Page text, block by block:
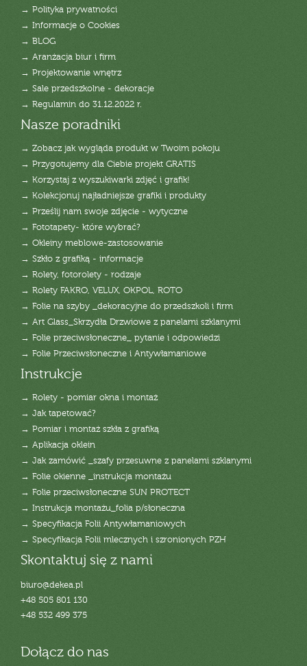
→ Polityka prywatności
→ Informacje o Cookies
→ BLOG
→ Aranżacja biur i firm
→ Projektowanie wnętrz
→ Sale przedszkolne - dekoracje
→ Regulamin do 31.12.2022 r.
Nasze poradniki
→ Zobacz jak wygląda produkt w Twoim pokoju
→ Przygotujemy dla Ciebie projekt GRATIS
→ Korzystaj z wyszukiwarki zdjęć i grafik!
→ Kolekcjonuj najładniejsze grafiki i produkty
→ Prześlij nam swoje zdjęcie - wytyczne
→ Fototapety- które wybrać?
→ Okleiny meblowe-zastosowanie
→ Szkło z grafiką - informacje
→ Rolety, fotorolety - rodzaje
→ Rolety FAKRO, VELUX, OKPOL, ROTO
→ Folie na szyby _dekoracyjne do przedszkoli i firm
→ Art Glass_Skrzydła Drzwiowe z panelami szklanymi
→ Folie przeciwsłoneczne_ pytanie i odpowiedzi
→ Folie Przeciwsłoneczne i Antywłamaniowe
Instrukcje
→ Rolety - pomiar okna i montaż
→ Jak tapetować?
→ Pomiar i montaż szkła z grafiką
→ Aplikacja oklein
→ Jak zamówić _szafy przesuwne z panelami szklanymi
→ Folie okienne _instrukcja montażu
→ Folie przeciwsłoneczne SUN PROTECT
→ Instrukcja montażu_folia p/słoneczna
→ Specyfikacja Folii Antywłamaniowych
→ Specyfikacja Folii mlecznych i szronionych PZH
Skontaktuj się z nami
biuro@dekea.pl
+48 505 801 130
+48 532 499 375
Dołącz do nas